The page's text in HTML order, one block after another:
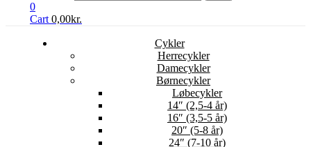
0
Cart 0,00kr.
Cykler
Herrecykler
Damecykler
Børnecykler
Løbecykler
14″ (2,5-4 år)
16″ (3,5-5 år)
20″ (5-8 år)
24″ (7-10 år)